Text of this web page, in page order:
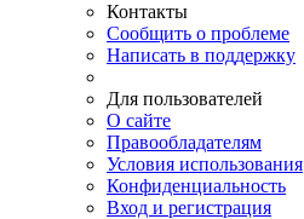
Контакты
Сообщить о проблеме
Написать в поддержку
Для пользователей
О сайте
Правообладателям
Условия использования
Конфиденциальность
Вход и регистрация